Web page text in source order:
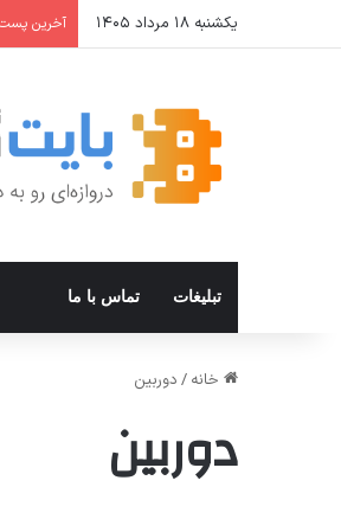
یکشنبه ۱۸ مرداد ۱۴۰۵ آخرین
تبلیغات تماس با ما
خانه / دوربین
دوربین